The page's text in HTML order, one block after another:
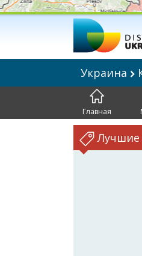
Украина
Главная
Лучшие